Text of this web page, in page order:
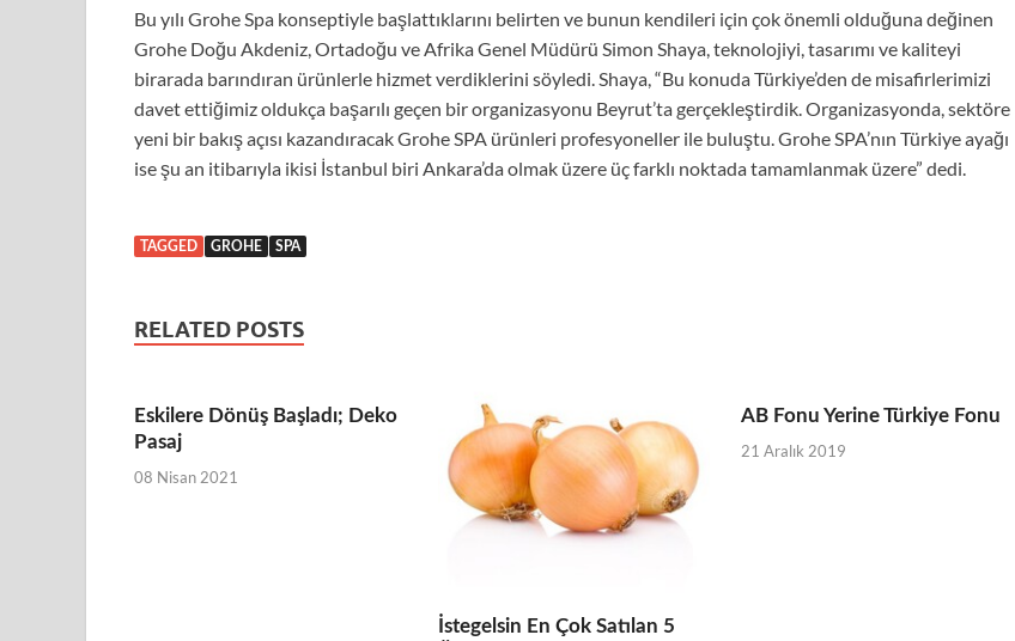
Bu yılı Grohe Spa konseptiyle başlattıklarını belirten ve bunun kendileri için çok önemli olduğuna değinen
Grohe Doğu Akdeniz, Ortadoğu ve Afrika Genel Müdürü Simon Shaya, teknolojiyi, tasarımı ve kaliteyi
birarada barındıran ürünlerle hizmet verdiklerini söyledi. Shaya, “Bu konuda Türkiye’den de misafirlerimizi
davet ettiğimiz oldukça başarılı geçen bir organizasyonu Beyrut’ta gerçekleştirdik. Organizasyonda, sektöre
yeni bir bakış açısı kazandıracak Grohe SPA ürünleri profesyoneller ile buluştu. Grohe SPA’nın Türkiye ayağı
ise şu an itibarıyla ikisi İstanbul biri Ankara’da olmak üzere üç farklı noktada tamamlanmak üzere” dedi.
TAGGED GROHE SPA
RELATED POSTS
Eskilere Dönüş Başladı; Deko
Pasaj
08 Nisan 2021
İstegelsin En Çok Satılan 5
AB Fonu Yerine Türkiye Fonu
21 Aralık 2019